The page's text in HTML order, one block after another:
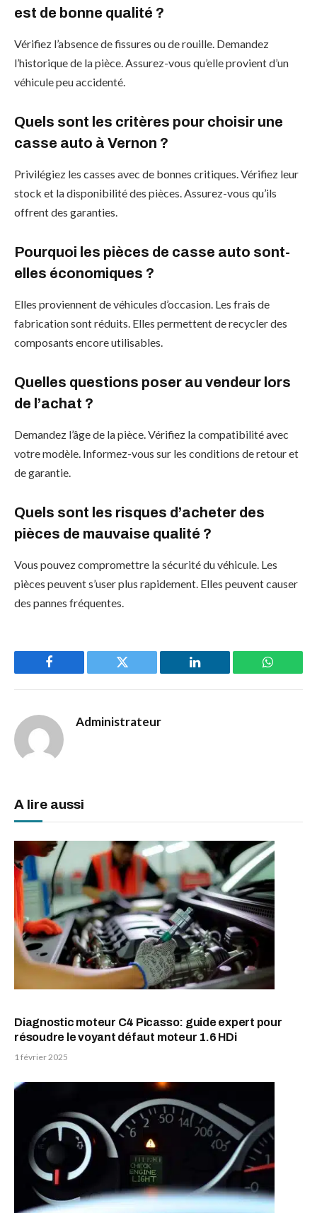
est de bonne qualité ?
Vérifiez l’absence de fissures ou de rouille. Demandez
l’historique de la pièce. Assurez-vous qu’elle provient d’un
véhicule peu accidenté.
Quels sont les critères pour choisir une
casse auto à Vernon ?
Privilégiez les casses avec de bonnes critiques. Vérifiez leur
stock et la disponibilité des pièces. Assurez-vous qu’ils
offrent des garanties.
Pourquoi les pièces de casse auto sont-
elles économiques ?
Elles proviennent de véhicules d’occasion. Les frais de
fabrication sont réduits. Elles permettent de recycler des
composants encore utilisables.
Quelles questions poser au vendeur lors
de l’achat ?
Demandez l’âge de la pièce. Vérifiez la compatibilité avec
votre modèle. Informez-vous sur les conditions de retour et
de garantie.
Quels sont les risques d’acheter des
pièces de mauvaise qualité ?
Vous pouvez compromettre la sécurité du véhicule. Les
pièces peuvent s’user plus rapidement. Elles peuvent causer
des pannes fréquentes.
Facebook Twitter LinkedIn
Administrateur
A lire aussi
Diagnostic moteur C4 Picasso: guide expert pour
résoudre le voyant défaut moteur 1.6 HDi
1 février 2025